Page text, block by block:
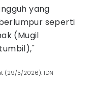
yang
seperti
(Mugil
(29/5/2026). IDN